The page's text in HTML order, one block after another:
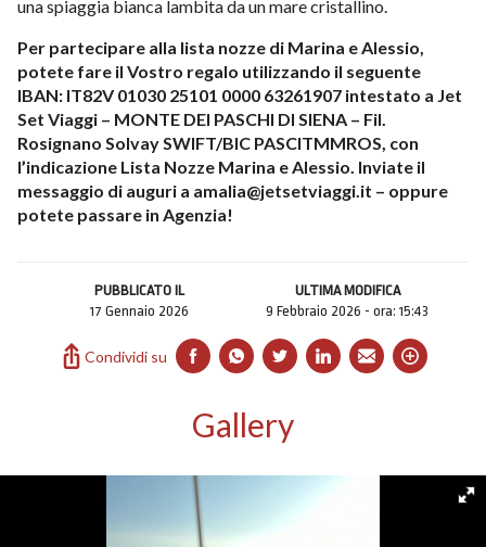
una spiaggia bianca lambita da un mare cristallino.
Per partecipare alla lista nozze di Marina e Alessio,
potete fare il Vostro regalo utilizzando il seguente
IBAN: IT82V 01030 25101 0000 63261907 intestato a Jet
Set Viaggi – MONTE DEI PASCHI DI SIENA – Fil.
Rosignano Solvay SWIFT/BIC PASCITMMROS, con
l’indicazione Lista Nozze Marina e Alessio. Inviate il
messaggio di auguri a amalia@jetsetviaggi.it – oppure
potete passare in Agenzia!
PUBBLICATO IL
17 Gennaio 2026
ULTIMA MODIFICA
9 Febbraio 2026 - ora: 15:43
Condividi su
Gallery